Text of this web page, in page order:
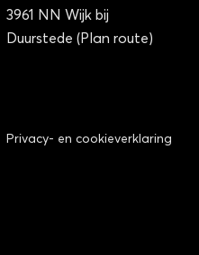
3961 NN Wijk bij
Duurstede (Plan route)
Privacy- en cookieverklaring